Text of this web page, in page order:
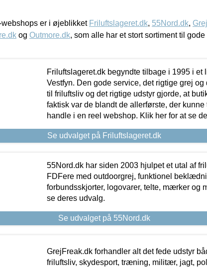
er i øjeblikket Friluftslageret.dk, 55Nord.dk,
og Outmore.dk, som alle har et stort sortiment til gode
Friluftslageret.dk begyndte tilbage i 1995 i et
Vestfyn. Den gode service, det rigtige grej
til friluftsliv og det rigtige udstyr gjorde, at
faktisk var de blandt de allerførste, der
handle i en reel webshop. Klik her for at se
Se udvalget på Friluftslageret.dk
55Nord.dk har siden 2003 hjulpet et utal af
FDFere med outdoorgrej, funktionel
forbundsskjorter, logovarer, telte, mærker og
se deres udvalg.
Se udvalget på 55Nord.dk
GrejFreak.dk forhandler alt det fede udstyr
friluftsliv, skydesport, træning, militær, jagt,